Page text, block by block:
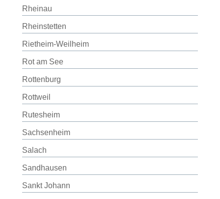
Rheinau
Rheinstetten
Rietheim-Weilheim
Rot am See
Rottenburg
Rottweil
Rutesheim
Sachsenheim
Salach
Sandhausen
Sankt Johann